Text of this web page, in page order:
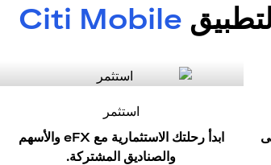
Citi Mobile
استثمر
ابدأ رحلتك الاستثمارية مع eFX والأسهم
والصناديق المشتركة.